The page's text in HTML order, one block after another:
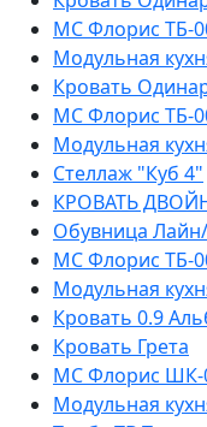
МС Флорис ТБ-
Модульная
Кровать
МС Флорис ТБ-
Модульная
Стеллаж "Куб 4"
КРОВАТЬ
Обувница
МС Флорис ТБ-
Модульная
Кровать 0.9
Кровать Грета
МС Флорис ШК-
Модульная